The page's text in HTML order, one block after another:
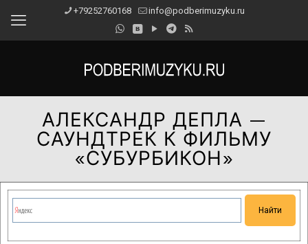
+79252760168 info@podberimuzyku.ru
АЛЕКСАНДР ДЕПЛА —
САУНДТРЕК К ФИЛЬМУ
«СУБУРБИКОН»